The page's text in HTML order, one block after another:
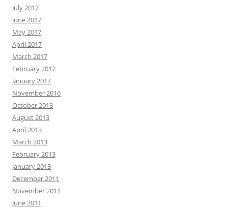
July 2017
June 2017
May 2017
April 2017
March 2017
February 2017
January 2017
November 2016
October 2013
August 2013
April 2013
March 2013
February 2013
January 2013
December 2011
November 2011
June 2011